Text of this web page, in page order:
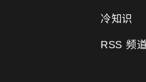
冷知识
RSS 频道